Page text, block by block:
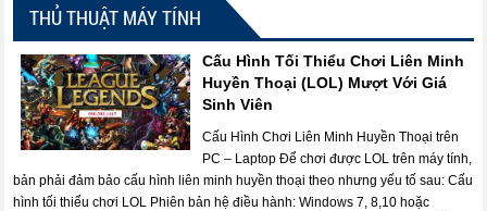
THỦ THUẬT MÁY TÍNH
Cấu Hình Tối Thiểu Chơi Liên Minh
Huyền Thoại (LOL) Mượt Với Giá
Sinh Viên
Cấu Hình Chơi Liên Minh Huyền Thoại trên
PC – Laptop Để chơi được LOL trên máy tính,
bản phải đảm bảo cấu hình liên minh huyền thoại theo nhưng yếu tố sau: Cấu
hình tối thiểu chơi LOL Phiên bản hệ điều hành: Windows 7, 8,10 hoặc